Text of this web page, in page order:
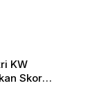
KW
Skor